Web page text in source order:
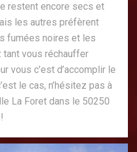
restent encore secs et
les autres préfèrent
fumées noires et les
tant vous réchauffer
vous c’est d’accomplir le
le cas, n’hésitez pas à
La Foret dans le 50250